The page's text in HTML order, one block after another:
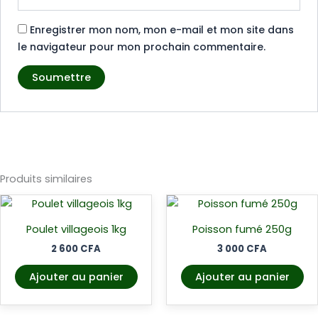
Enregistrer mon nom, mon e-mail et mon site dans
le navigateur pour mon prochain commentaire.
Produits similaires
Poulet villageois 1kg
2 600 CFA
Ajouter au panier
Poisson fumé 250g
3 000 CFA
Ajouter au panier